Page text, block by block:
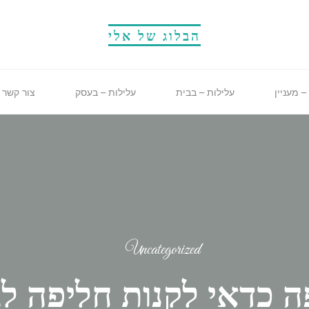
הבלוג של אלי
מעניין עלילות – בבית עלילות – בעסק צור קשר
Uncategorized
כדאי לקנות חליפה